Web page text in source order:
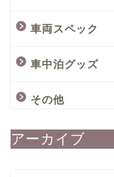
車両スペック
車中泊グッズ
その他
アーカイブ